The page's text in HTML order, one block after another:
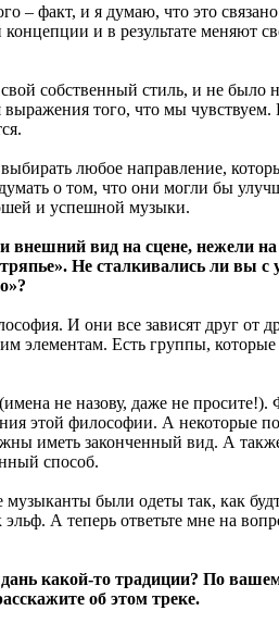
– факт, и я думаю, что это
и в результате меняют
собственный стиль, и не было
того, что мы
любое направление,
о том, что они могли бы
и успешной музыки.
вид на сцене, нежели
Не сталкивались ли вы
И они все зависят друг от
элементам. Есть группы,
не назову, даже не
этой философии. А некоторые
иметь законченный вид. А
способ.
были одеты так, как
А теперь ответьте мне на
какой-то традиции? По
об этом треке.